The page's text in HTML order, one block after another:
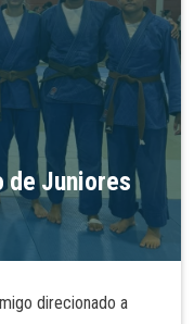
de Juniores
direcionado a